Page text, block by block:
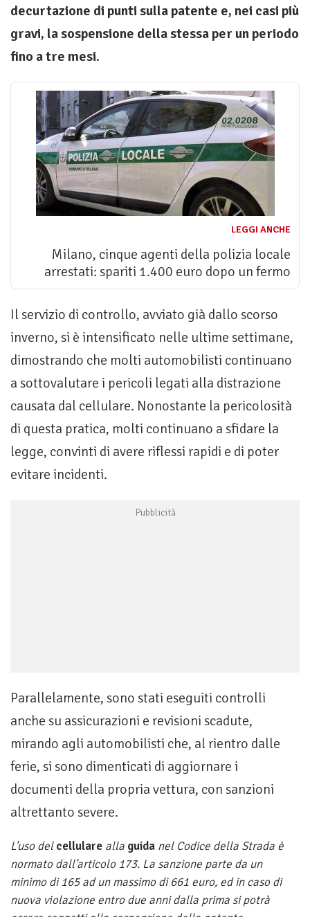
decurtazione di punti sulla patente e, nei casi più
gravi, la sospensione della stessa per un periodo
fino a tre mesi.
LEGGI ANCHE
Milano, cinque agenti della polizia locale
arrestati: spariti 1.400 euro dopo un fermo
Il servizio di controllo, avviato già dallo scorso
inverno, si è intensificato nelle ultime settimane,
dimostrando che molti automobilisti continuano
a sottovalutare i pericoli legati alla distrazione
causata dal cellulare. Nonostante la pericolosità
di questa pratica, molti continuano a sfidare la
legge, convinti di avere riflessi rapidi e di poter
evitare incidenti.
Parallelamente, sono stati eseguiti controlli
anche su assicurazioni e revisioni scadute,
mirando agli automobilisti che, al rientro dalle
ferie, si sono dimenticati di aggiornare i
documenti della propria vettura, con sanzioni
altrettanto severe.
L’uso delcellulare alla guida nel Codice della Strada è
normato dall’articolo 173. La sanzione parte da un
minimo di 165 ad un massimo di 661 euro, ed in caso di
nuova violazione entro due anni dalla prima si potrà